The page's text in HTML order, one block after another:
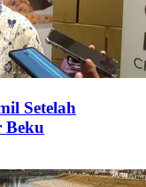
Setelah
Beku